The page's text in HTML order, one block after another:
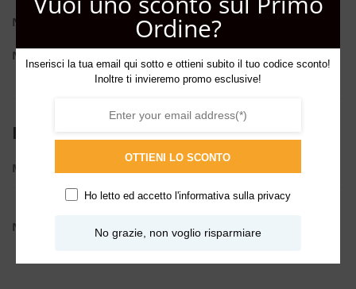
Note di Cuore: Ambra, Note Speziate, Cannella
Nota di Fondo:
INFORMAZIONI AGGIUNTIVE
ML
NOTE
Dolci Fresche
Talcate,Vanigliate
Ordine?
Inserisci la tua email qui sotto e ottieni subito il tuo codice sconto!
Inoltre ti invieremo promo esclusive!
OTTIENI LO SCONTO
Ho letto ed accetto l'informativa sulla privacy
No grazie, non voglio risparmiare